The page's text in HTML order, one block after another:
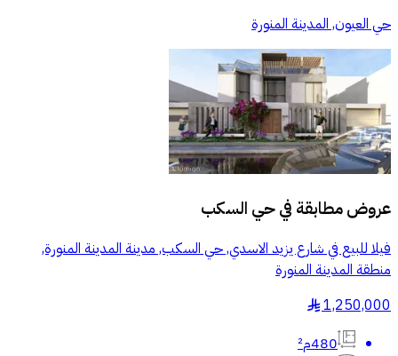
حي العيون, المدينة المنورة
عروض مطابقة فيحي السكب
فيلا للبيع في شارع يزيد الاسدي, حي السكب, مدينة المدينة المنورة,
منطقة المدينة المنورة
1,250,000
§
480م²